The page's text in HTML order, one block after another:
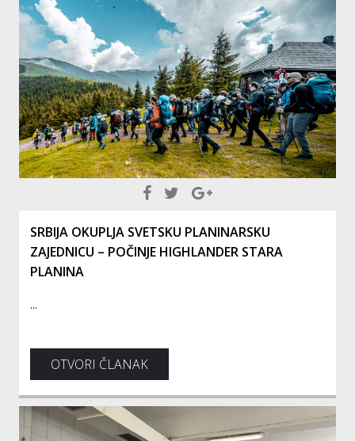
SRBIJA OKUPLJA SVETSKU PLANINARSKU
ZAJEDNICU – POČINJE HIGHLANDER STARA
PLANINA
...
OTVORI ČLANAK